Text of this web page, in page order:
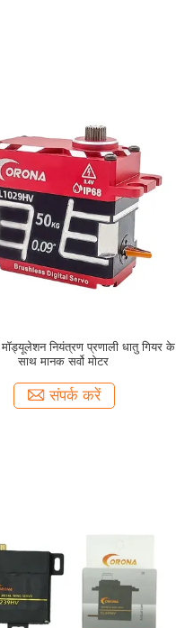
मॉड्यूलेशन नियंत्रण प्रणाली धातु गियर के
साथ मानक सर्वो मोटर
संपर्क करें